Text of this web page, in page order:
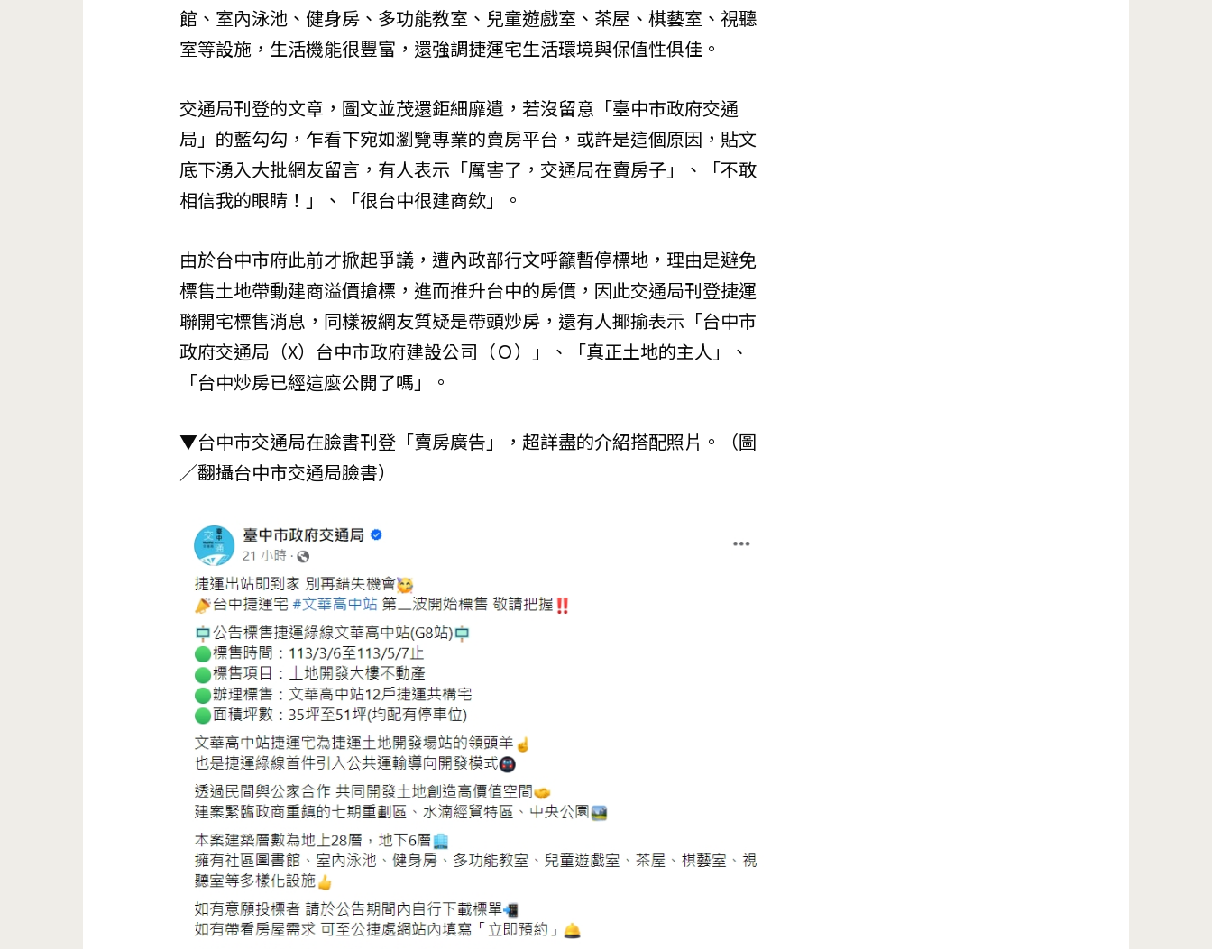
館、室內泳池、健身房、多功能教室、兒童遊戲室、茶屋、棋藝室、視聽
室等設施，生活機能很豐富，還強調捷運宅生活環境與保值性俱佳。
交通局刊登的文章，圖文並茂還鉅細靡遺，若沒留意「臺中市政府交通
局」的藍勾勾，乍看下宛如瀏覽專業的賣房平台，或許是這個原因，貼文
底下湧入大批網友留言，有人表示「厲害了，交通局在賣房子」、「不敢
相信我的眼睛！」、「很台中很建商欸」。
由於台中市府此前才掀起爭議，遭內政部行文呼籲暫停標地，理由是避免
標售土地帶動建商溢價搶標，進而推升台中的房價，因此交通局刊登捷運
聯開宅標售消息，同樣被網友質疑是帶頭炒房，還有人揶揄表示「台中市
政府交通局（X）台中市政府建設公司（Ｏ）」、「真正土地的主人」、
「台中炒房已經這麼公開了嗎」。
▼台中市交通局在臉書刊登「賣房廣告」，超詳盡的介紹搭配照片。（圖
／翻攝台中市交通局臉書）